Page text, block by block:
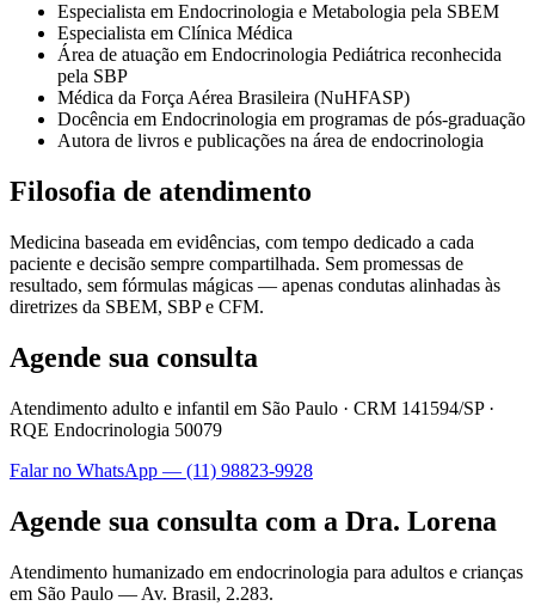
Especialista em Endocrinologia e Metabologia pela SBEM
Especialista em Clínica Médica
Área de atuação em Endocrinologia Pediátrica reconhecida
pela SBP
Médica da Força Aérea Brasileira (NuHFASP)
Docência em Endocrinologia em programas de pós-graduação
Autora de livros e publicações na área de endocrinologia
Filosofia de atendimento
Medicina baseada em evidências, com tempo dedicado a cada
paciente e decisão sempre compartilhada. Sem promessas de
resultado, sem fórmulas mágicas — apenas condutas alinhadas às
diretrizes da SBEM, SBP e CFM.
Agende sua consulta
Atendimento adulto e infantil em São Paulo · CRM 141594/SP·
RQE Endocrinologia 50079
Falar no WhatsApp — (11) 98823-9928
Agende sua consulta com a Dra. Lorena
Atendimento humanizado em endocrinologia para adultos e crianças
em São Paulo — Av. Brasil, 2.283.